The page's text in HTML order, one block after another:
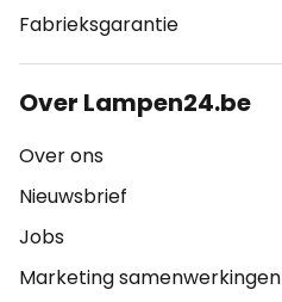
Fabrieksgarantie
Over Lampen24.be
Over ons
Nieuwsbrief
Jobs
Marketing samenwerkingen